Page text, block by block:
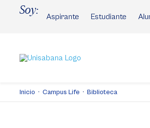
Soy:
Aspirante Estudiante
Inicio Campus Life Biblioteca